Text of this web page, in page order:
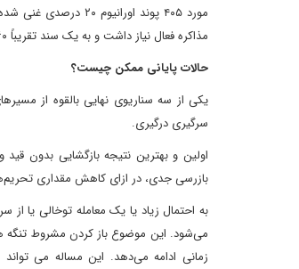
مذاکره فعال نیاز داشت و به یک سند تقریباً ۱۶۰ صفحه‌ای منجر شد که به دور از توافقات مهم مورد علاقه دولت ترامپ بود.
حالات پایانی ممکن چیست؟
یکی از سه سناریوی نهایی بالقوه از
سرگیری درگیری.
اولین و بهترین نتیجه بازگشایی بدون
بازرسی جدی، در ازای کاهش مقداری
به احتمال زیاد یا یک معامله توخالی یا
می‌شود. این موضوع باز کردن مشروط تنگه
زمانی ادامه می‌دهد. این مساله می